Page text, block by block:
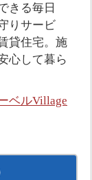
きる毎日
りサービ
貸住宅。施
心して暮ら
ベルVillage